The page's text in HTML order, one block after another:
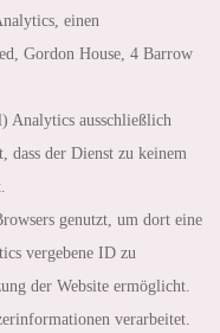
einen
Gordon House, 4 Barrow
Analytics ausschließlich
dass der Dienst zu keinem
genutzt, um dort eine
vergebene ID zu
der Website ermöglicht.
verarbeitet.